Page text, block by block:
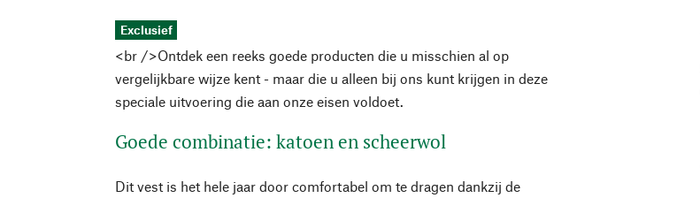
Exclusief
<br />Ontdek een reeks goede producten die u misschien al op
vergelijkbare wijze kent - maar die u alleen bij ons kunt krijgen in deze
speciale uitvoering die aan onze eisen voldoet.
Goede combinatie: katoen en scheerwol
Dit vest is het hele jaar door comfortabel om te dragen dankzij de